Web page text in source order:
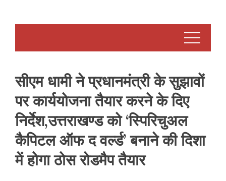
सीएम धामी ने प्रधानमंत्री के सुझावों
पर कार्ययोजना तैयार करने के दिए
निर्देश,उत्तराखण्ड को ‘स्पिरिचुअल
कैपिटल ऑफ द वर्ल्ड’ बनाने की दिशा
में होगा ठोस रोडमैप तैयार